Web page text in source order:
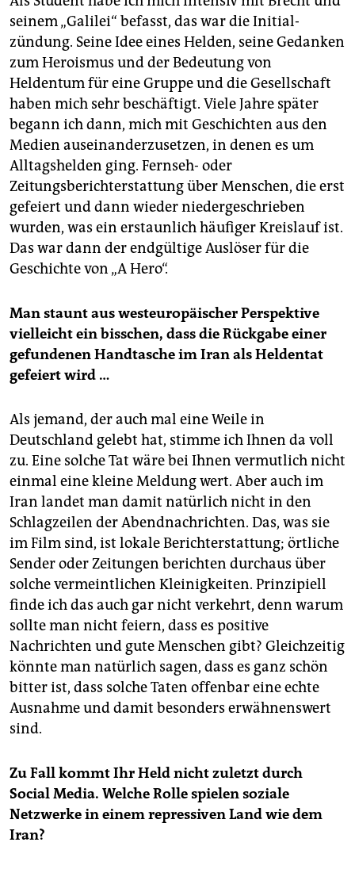
seinem „Galilei“ befasst, das war die Ini­tial­
zündung. Seine Idee eines Helden, seine Gedanken
zum Heroismus und der Bedeutung von
Heldentum für eine Gruppe und die Gesellschaft
haben mich sehr beschäftigt. Viele Jahre später
begann ich dann, mich mit Geschichten aus den
Medien auseinanderzusetzen, in denen es um
Alltagshelden ging. Fernseh- oder
Zeitungsberichterstattung über Menschen, die erst
gefeiert und dann wieder niedergeschrieben
wurden, was ein erstaunlich häufiger Kreislauf ist.
Das war dann der endgültige Auslöser für die
Geschichte von „A Hero“.
Man staunt aus westeuropäischer Perspektive
vielleicht ein bisschen, dass die Rückgabe einer
gefundenen Handtasche im Iran als Heldentat
gefeiert wird …
Als jemand, der auch mal eine Weile in
Deutschland gelebt hat, stimme ich Ihnen da voll
zu. Eine solche Tat wäre bei Ihnen vermutlich nicht
einmal eine kleine Meldung wert. Aber auch im
Iran landet man damit natürlich nicht in den
Schlagzeilen der Abendnachrichten. Das, was sie
im Film sind, ist lokale Berichterstattung; örtliche
Sender oder Zeitungen berichten durchaus über
solche vermeintlichen Kleinigkeiten. Prinzipiell
finde ich das auch gar nicht verkehrt, denn warum
sollte man nicht feiern, dass es positive
Nachrichten und gute Menschen gibt? Gleichzeitig
könnte man natürlich sagen, dass es ganz schön
bitter ist, dass solche Taten offenbar eine echte
Ausnahme und damit besonders erwähnenswert
sind.
Zu Fall kommt Ihr Held nicht zuletzt durch
Social Media. Welche Rolle spielen soziale
Netzwerke in einem repressiven Land wie dem
Iran?